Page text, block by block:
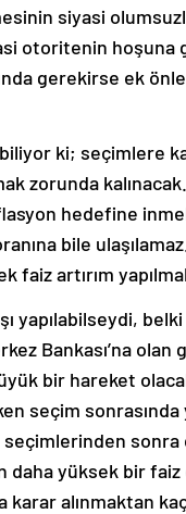
siyasi
otoritenin hoşuna
gerekirse ek
ki; seçimlere
zorunda
hedefine
bile
artırım
yapılabilseydi,
Bankası’na olan
bir hareket
seçim
seçimlerinden
yüksek bir faiz
karar alınmaktan